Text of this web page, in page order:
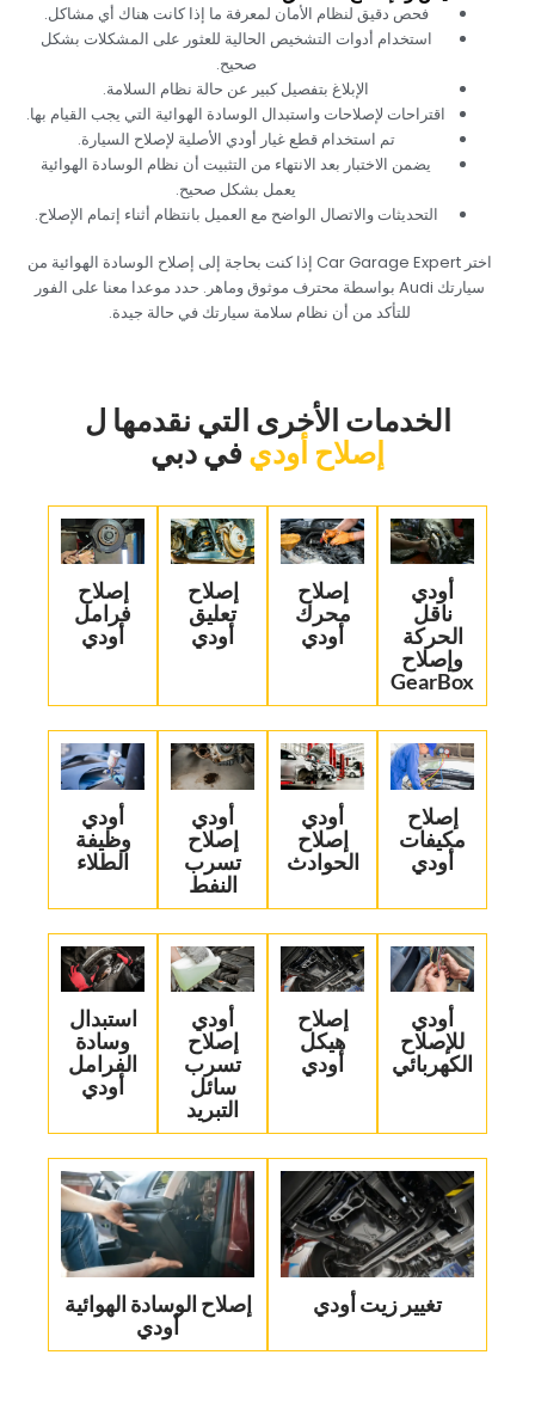
‏فحص دقيق لنظام الأمان لمعرفة ما إذا كانت هناك أي مشاكل.‏
‏استخدام أدوات التشخيص الحالية للعثور على المشكلات بشكل
صحيح.‏
‏الإبلاغ بتفصيل كبير عن حالة نظام السلامة.‏
‏اقتراحات لإصلاحات واستبدال الوسادة الهوائية التي يجب القيام بها.‏
‏تم استخدام قطع غيار أودي الأصلية لإصلاح السيارة.‏
‏يضمن الاختبار بعد الانتهاء من التثبيت أن نظام الوسادة الهوائية
يعمل بشكل صحيح.‏
‏التحديثات والاتصال الواضح مع العميل بانتظام أثناء إتمام الإصلاح.‏
‏اختر Car Garage Expert إذا كنت بحاجة إلى إصلاح الوسادة الهوائية من
سيارتك Audi بواسطة محترف موثوق وماهر. حدد موعدا معنا على الفور
للتأكد من أن نظام سلامة سيارتك في حالة جيدة.‏
‏الخدمات الأخرى التي نقدمها ل‏
إصلاح أودي‏في دبي‏
‏أودي
ناقل
الحركة
وإصلاح
GearBox‏
إصلاح
محرك
أودي
‏إصلاح
تعليق
أودي‏
‏إصلاح
فرامل
أودي‏
‏إصلاح
مكيفات
أودي‏
‏أودي
إصلاح
الحوادث‏
‏أودي
إصلاح
تسرب
النفط‏
‏أودي
وظيفة
الطلاء‏
‏أودي
للإصلاح
الكهربائي‏
‏إصلاح
هيكل
أودي‏
‏أودي
إصلاح
تسرب
سائل
التبريد‏
‏استبدال
وسادة
الفرامل
أودي‏
تغيير زيت أودي
‏إصلاح الوسادة الهوائية
أودي‏